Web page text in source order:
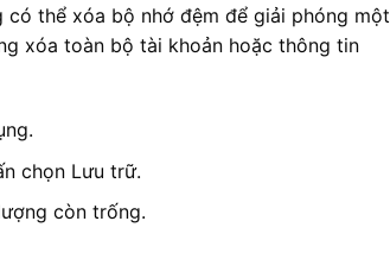
có thể xóa bộ nhớ đệm để giải phóng một
xóa toàn bộ tài khoản hoặc thông tin
chọn Lưu trữ.
còn trống.